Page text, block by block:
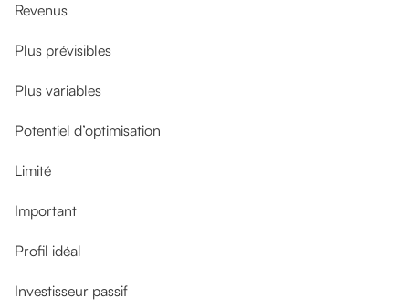
Revenus
Plus prévisibles
Plus variables
Potentiel d’optimisation
Limité
Important
Profil idéal
Investisseur passif